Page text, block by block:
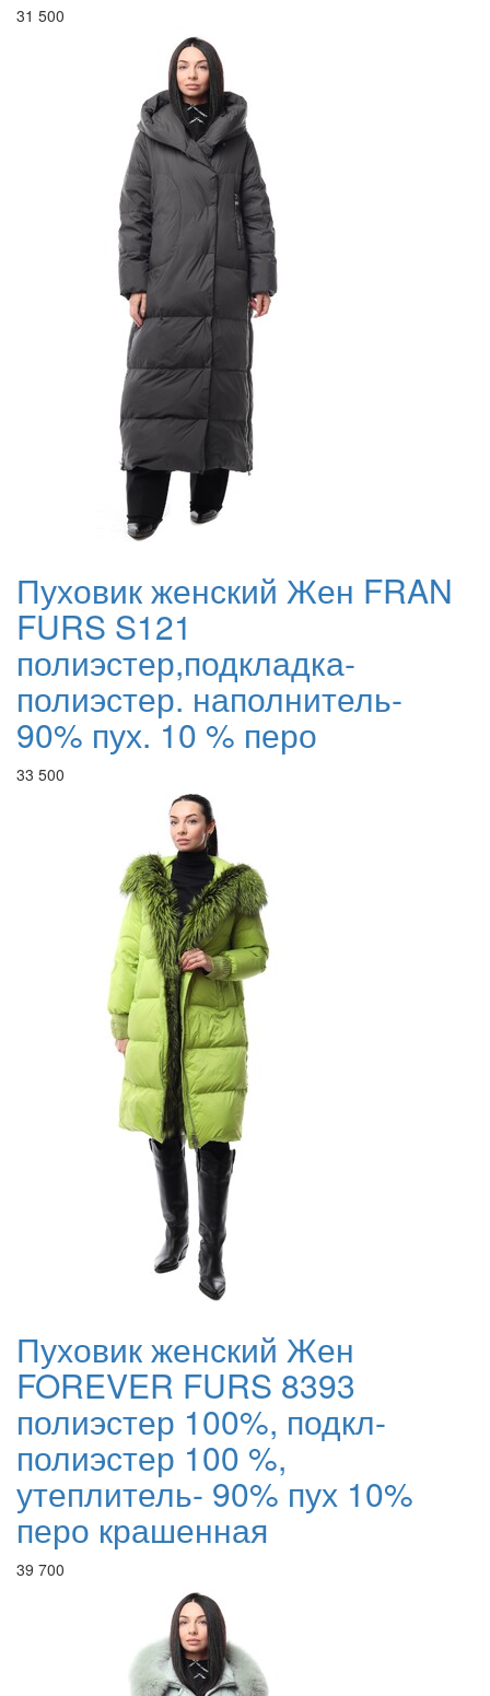
31 500
Пуховик женский Жен FRAN
FURS S121
полиэстер,подкладка-
полиэстер. наполнитель-
90% пух. 10 % перо
33 500
Пуховик женский Жен
FOREVER FURS 8393
полиэстер 100%, подкл-
полиэстер 100 %,
утеплитель- 90% пух 10%
перо крашенная
39 700